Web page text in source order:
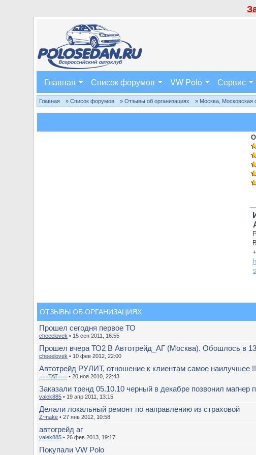
Главная Список форумов VW Polo Сервис
Главная » Список форумов » Отзывы об организациях » Москва, Московская
ОТЗЫВЫ ОБ ОРГАНИЗАЦИЯХ
Прошел сегодня первое ТО
cheeelovek • 15 сен 2011, 16:55
Прошел вчера ТО2 В Автотрейд_АГ (Москва). Обошлось в
cheeelovek • 10 фев 2012, 22:00
Автотрейд РУЛИТ, отношение к клиентам самое наилучшее
===TAT=== • 20 ноя 2010, 22:43
Заказали тренд 05.10.10 черный в декабре позвонил магнер
valek885 • 19 апр 2011, 13:15
Делали локальный ремонт по направлению из страховой
Z~nake • 27 янв 2012, 10:58
автогрейд аг
valek885 • 26 фев 2013, 19:17
Покупали VW Polo